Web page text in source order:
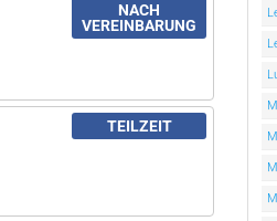
NACH
VEREINBARUNG
TEILZEIT